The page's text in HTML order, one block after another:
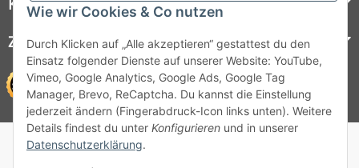
Wie wir Cookies & Co nutzen
Durch Klicken auf „Alle akzeptieren“ gestattest du den
Einsatz folgender Dienste auf unserer Website: YouTube,
Vimeo, Google Analytics, Google Ads, Google Tag
Manager, Brevo, ReCaptcha. Du kannst die Einstellung
jederzeit ändern (Fingerabdruck-Icon links unten). Weitere
Details findest du unter Konfigurieren und in unserer
Datenschutzerklärung.
Zahlungsmöglichkeiten
© 1964 - 2026 Lüllmann GmbH